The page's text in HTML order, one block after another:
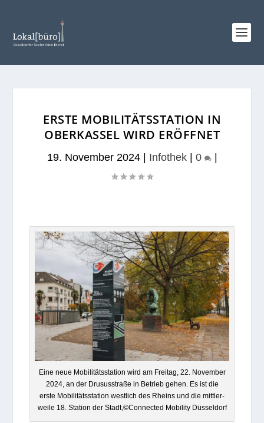
ERSTE MOBILITÄTSSTATION IN
OBERKASSEL WIRD ERÖFFNET
19. November 2024| Infothek| 0 |
Eine neue Mobi­li­täts­sta­tion wird am Frei­tag, 22. Novem­ber
2024, an der Dru­sus­straße in Betrieb gehen. Es ist die
erste Mobi­li­täts­sta­tion west­lich des Rheins und die mitt­ler­
weile 18. Sta­tion der Stadt,©Connected Mobi­lity Düsseldorf